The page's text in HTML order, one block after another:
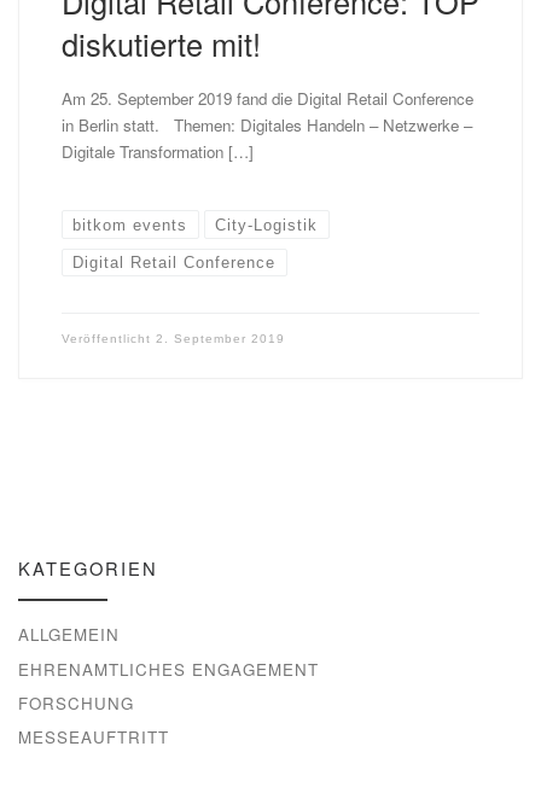
diskutierte mit!
Am 25. September 2019 fand die Digital Retail Conference
in Berlin statt. Themen: Digitales Handeln – Netzwerke –
Digitale Transformation […]
bitkom events City-Logistik
Digital Retail Conference
Veröffentlicht 2. September 2019
KATEGORIEN
ALLGEMEIN
EHRENAMTLICHES ENGAGEMENT
FORSCHUNG
MESSEAUFTRITT